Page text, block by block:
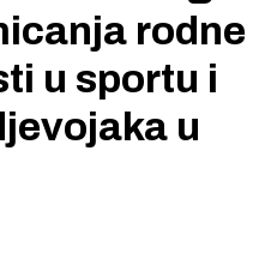
rodne
u sportu i
u